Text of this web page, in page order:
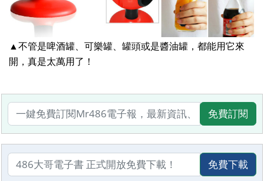
▲不管是啤酒罐、可樂罐、罐頭或是醬油罐，都能用它來
開，真是太萬用了！
免費訂閱
免費下載